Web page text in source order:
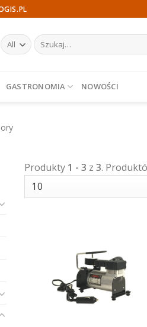
Szukaj:
GASTRONOMIA NOWOŚCI
Produkty 1 - 3 z 3.